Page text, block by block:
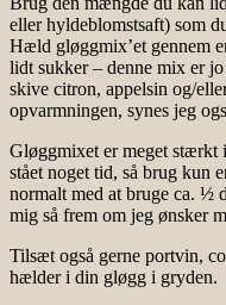
eller hyldeblomstsaft) som
Hæld gløggmix’et gennem
lidt sukker – denne mix er
skive citron, appelsin og/
opvarmningen, synes jeg
Gløggmixet er meget stærkt
stået noget tid, så brug kun
normalt med at bruge ca. ½
mig så frem om jeg ønsker
Tilsæt også gerne portvin,
hælder i din gløgg i gryden.